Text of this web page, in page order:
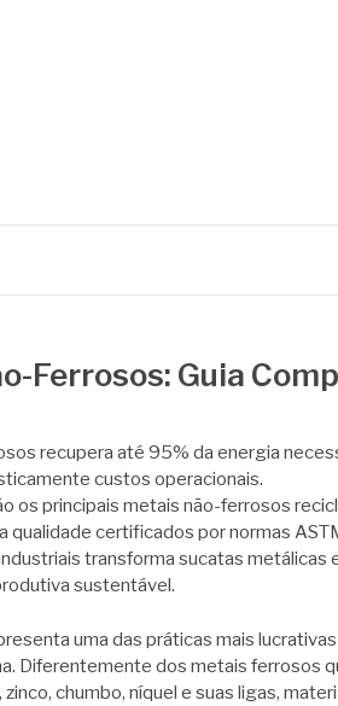
Ferrosos: Guia
recupera até 95% da energia
custos operacionais.
os principais metais não-ferrosos
qualidade certificados por normas
transforma sucatas metálicas
sustentável.
uma das práticas mais
Diferentemente dos metais ferrosos
chumbo, níquel e suas ligas,